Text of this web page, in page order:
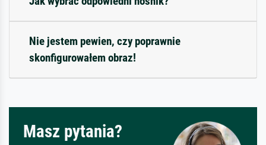
Nie jestem pewien, czy poprawnie
skonfigurowałem obraz!
Masz pytania?